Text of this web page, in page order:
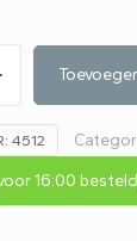
4512
16:00